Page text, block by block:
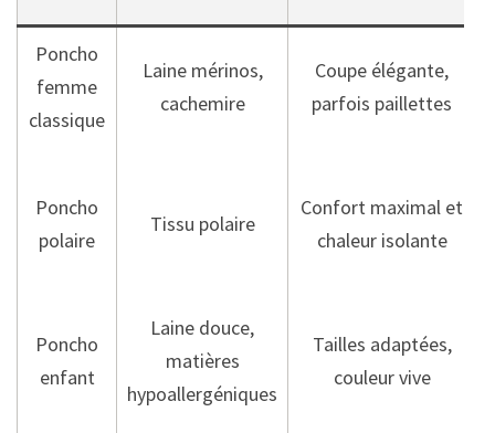
Poncho
femme
classique
Laine mérinos,
cachemire
Coupe élégante,
parfois paillettes
Poncho
polaire
Tissu polaire
Confort maximal et
chaleur isolante
Poncho
enfant
Laine douce,
matières
hypoallergéniques
Tailles adaptées,
couleur vive